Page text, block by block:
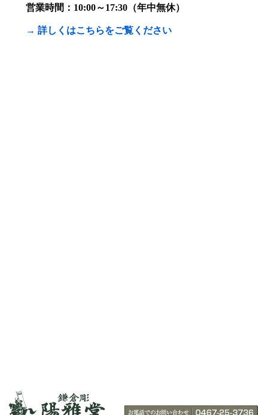
営業時間：10:00～17:30（年中無休）
→ 詳しくはこちらをご覧ください